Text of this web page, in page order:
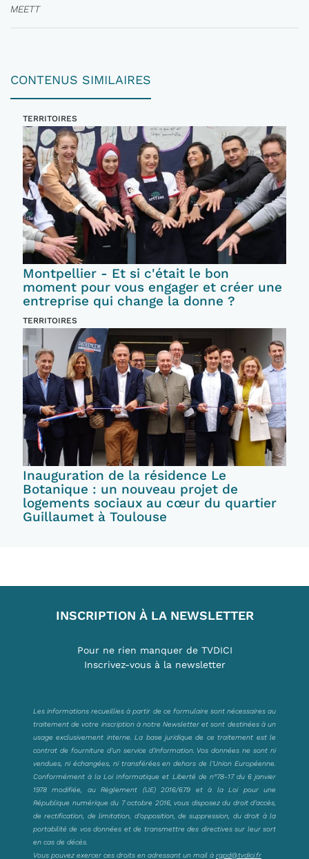
MEETT
CONTENUS SIMILAIRES
TERRITOIRES
Montpellier - Et si c'était le bon
moment pour vous engager et créer une
entreprise qui change la donne ?
TERRITOIRES
Inauguration de la résidence Le
Botanique : un nouveau projet de
logements sociaux au cœur du quartier
Guillaumet à Toulouse
INSCRIPTION À LA NEWSLETTER
Pour ne rien manquer de TVDICI
Inscrivez-vous à la newsletter
Les informations recueillies à partir de ce formulaire sont nécessaires au
traitement de votre inscription à notre Newsletter et sont destinées à un
usage exclusivement interne. La base juridique de ce traitement est le
contrat de fourniture d’un service d’information. Vos données ne sont ni
vendues, ni échangées, ni transférées en dehors de l’Union Européenne.
Conformément à la Loi Informatique et Liberté de n°78-17 du 6 janvier
1978 modifiée, au Règlement (UE) 2016/679 et à la Loi pour une
République numérique du 7 octobre 2016, vous disposez du droit d’accès,
de rectification, de limitation, d’opposition, de suppression, du droit à la
portabilité de vos données et de transmettre des directives sur leur sort
en cas de décès.
Vous pouvez exercer ces droits en adressant un mail à rgpd@tvdici.fr